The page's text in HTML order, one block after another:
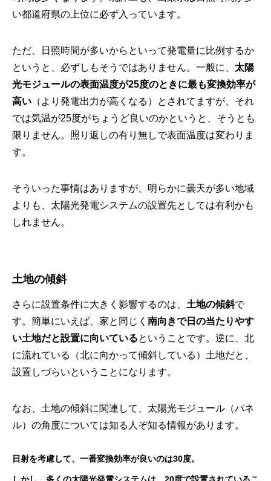
い都道府県の上位に必ず入っています。
ただ、日照時間が多いからといって発電量に比例するか
というと、必ずしもそうではありません。一般に、 太陽
光モジュールの表面温度が25度のときに最も変換効率が
高い （より発電出力が高くなる）とされてますが、それ
では気温が25度がちょうど良いのかというと、そうとも
限りません。照り返しの有り無しで表面温度は変わりま
す。
そういった事情はありますが、明らかに曇天が多い地域
よりも、太陽光発電システムの設置先としては有利かも
しれません。
土地の傾斜
さらに設置条件に大きく影響するのは、 土地の傾斜で
す。簡単にいえば、家と同じく 南向きで日の当たりやす
い土地だと設置に向いているということです。逆に、北
に流れている（北に向かって傾斜している）土地だと、
設置しづらいということになります。
なお、土地の傾斜に関連して、太陽光モジュール（パネ
ル）の角度については知る人ぞ知る情報があります。
日射を考慮して、一番変換効率が良いのは30度。